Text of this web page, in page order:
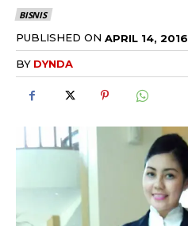
BISNIS
PUBLISHED ON APRIL 14, 2016
BY DYNDA